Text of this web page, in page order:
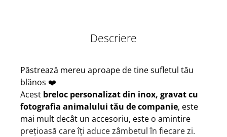
Descriere
Păstrează mereu aproape de tine sufletul tău
blănos ❤️
Acest breloc personalizat din inox, gravat cu
fotografia animalului tău de companie, este
mai mult decât un accesoriu, este o amintire
prețioasă care îți aduce zâmbetul în fiecare zi.